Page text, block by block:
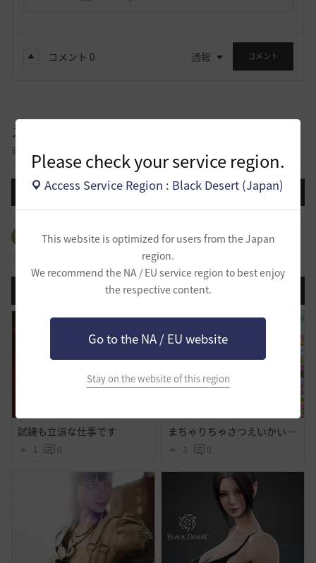
Please check your service region.
Access Service Region : Black Desert (Japan)
This website is optimized for users from the Japan
region.
We recommend the NA / EU service region to best enjoy
the respective content.
Go to the NA / EU website
Stay on the website of this region
コメント 0 通報 コメント
スクリーンショット／映像
冒険に出て記録したスクリーンショットと映像を自慢できる掲示板です。
投稿する
全体のタグを見る #イベント
#映像
検索順 コメント順
試練も立派な仕事です
1 0
まちゃりちゃさつえいかい【予告】
3 0